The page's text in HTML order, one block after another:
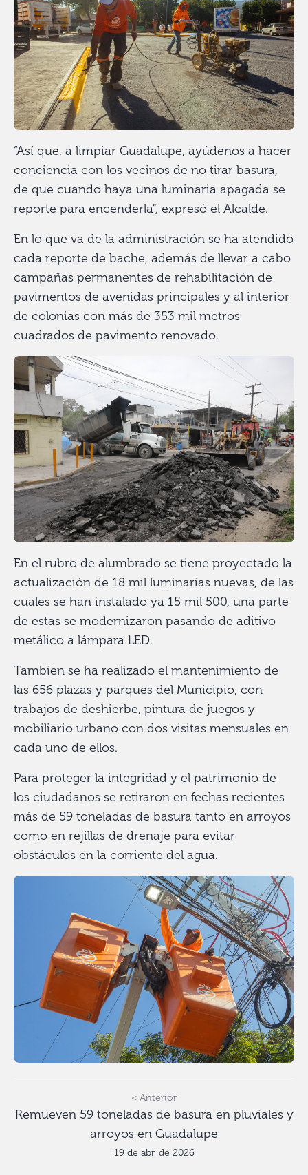
“Así que, a limpiar Guadalupe, ayúdenos a hacer
conciencia con los vecinos de no tirar basura,
de que cuando haya una luminaria apagada se
reporte para encenderla”, expresó el Alcalde.
En lo que va de la administración se ha atendido
cada reporte de bache, además de llevar a cabo
campañas permanentes de rehabilitación de
pavimentos de avenidas principales y al interior
de colonias con más de 353 mil metros
cuadrados de pavimento renovado.
En el rubro de alumbrado se tiene proyectado la
actualización de 18 mil luminarias nuevas, de las
cuales se han instalado ya 15 mil 500, una parte
de estas se modernizaron pasando de aditivo
metálico a lámpara LED.
También se ha realizado el mantenimiento de
las 656 plazas y parques del Municipio, con
trabajos de deshierbe, pintura de juegos y
mobiliario urbano con dos visitas mensuales en
cada uno de ellos.
Para proteger la integridad y el patrimonio de
los ciudadanos se retiraron en fechas recientes
más de 59 toneladas de basura tanto en arroyos
como en rejillas de drenaje para evitar
obstáculos en la corriente del agua.
< Anterior
Remueven 59 toneladas de basura en pluviales y
arroyos en Guadalupe
19 de abr. de 2026